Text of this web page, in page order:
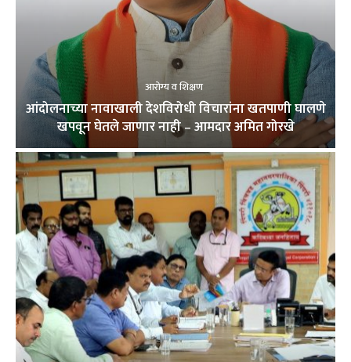
आरोग्य व शिक्षण
आंदोलनाच्या नावाखाली देशविरोधी विचारांना खतपाणी घालणे
खपवून घेतले जाणार नाही – आमदार अमित गोरखे